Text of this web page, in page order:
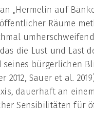
„Hermelin auf
Räume
die Lust und Last
seines bürgerlichen
2012, Sauer et al.
dauerhaft an
Sensibilitäten für